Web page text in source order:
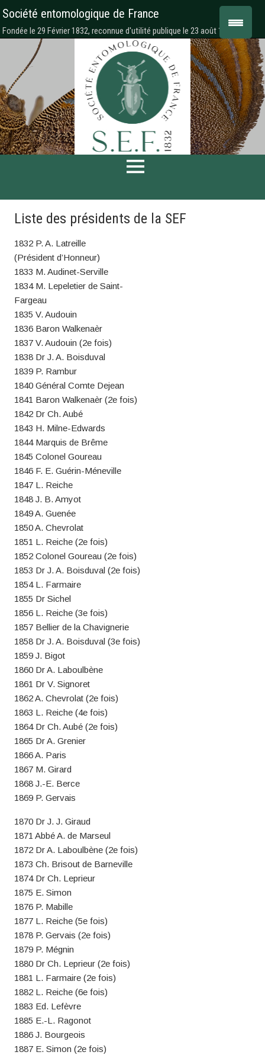
Société entomologique de France
Fondée le 29 Février 1832, reconnue d'utilité publique le 23 août 1878
Liste des présidents de la SEF
1832 P. A. Latreille
(Président d’Honneur)
1833 M. Audinet-Serville
1834 M. Lepeletier de Saint-
Fargeau
1835 V. Audouin
1836 Baron Walkenaèr
1837 V. Audouin (2e fois)
1838 Dr J. A. Boisduval
1839 P. Rambur
1840 Général Comte Dejean
1841 Baron Walkenaèr (2e fois)
1842 Dr Ch. Aubé
1843 H. Milne-Edwards
1844 Marquis de Brême
1845 Colonel Goureau
1846 F. E. Guérin-Méneville
1847 L. Reiche
1848 J. B. Amyot
1849 A. Guenée
1850 A. Chevrolat
1851 L. Reiche (2e fois)
1852 Colonel Goureau (2e fois)
1853 Dr J. A. Boisduval (2e fois)
1854 L. Farmaire
1855 Dr Sichel
1856 L. Reiche (3e fois)
1857 Bellier de la Chavignerie
1858 Dr J. A. Boisduval (3e fois)
1859 J. Bigot
1860 Dr A. Laboulbène
1861 Dr V. Signoret
1862 A. Chevrolat (2e fois)
1863 L. Reiche (4e fois)
1864 Dr Ch. Aubé (2e fois)
1865 Dr A. Grenier
1866 A. Paris
1867 M. Girard
1868 J.-E. Berce
1869 P. Gervais
1870 Dr J. J. Giraud
1871 Abbé A. de Marseul
1872 Dr A. Laboulbène (2e fois)
1873 Ch. Brisout de Barneville
1874 Dr Ch. Leprieur
1875 E. Simon
1876 P. Mabille
1877 L. Reiche (5e fois)
1878 P. Gervais (2e fois)
1879 P. Mégnin
1880 Dr Ch. Leprieur (2e fois)
1881 L. Farmaire (2e fois)
1882 L. Reiche (6e fois)
1883 Ed. Lefèvre
1885 E.-L. Ragonot
1886 J. Bourgeois
1887 E. Simon (2e fois)